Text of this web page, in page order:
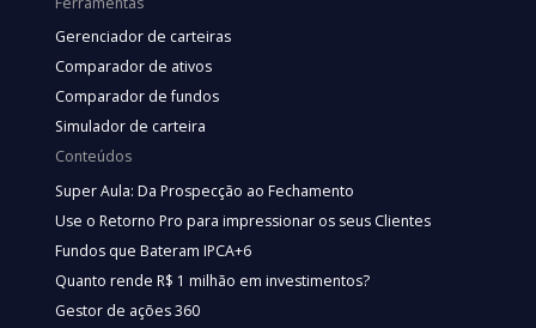
Gerenciador de carteiras
Comparador de ativos
Comparador de fundos
Simulador de carteira
Conteúdos
Super Aula: Da Prospecção ao Fechamento
Use o Retorno Pro para impressionar os seus Clientes
Fundos que Bateram IPCA+6
Quanto rende R$ 1 milhão em investimentos?
Gestor de ações 360